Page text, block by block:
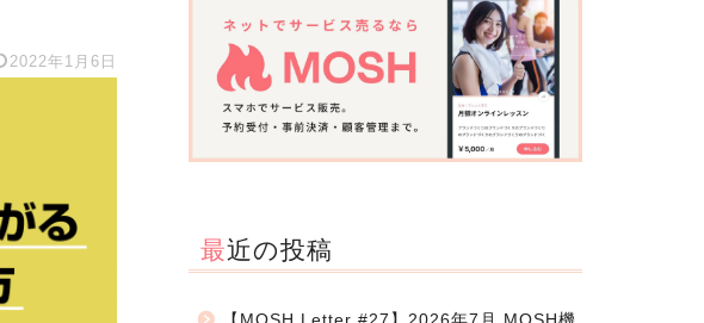
2022年1月6日
最近の投稿